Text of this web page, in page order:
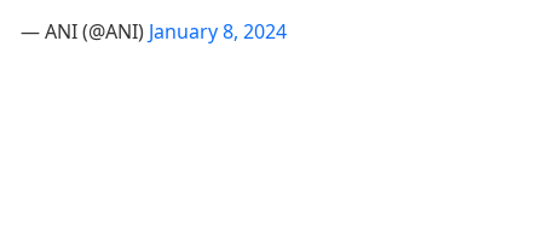
— ANI (@ANI) January 8, 2024